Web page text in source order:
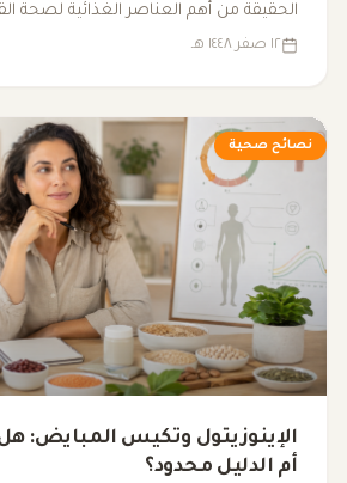
الحقيقة من أهم العناصر الغذائية لصحة
الدم والبكتيريا النافعة.
١٢ صفر ١٤٤٨ هـ
نصائح صحية
الإينوزيتول وتكيس المبايض:
أم الدليل محدود؟